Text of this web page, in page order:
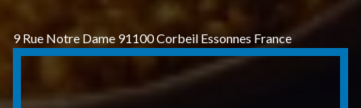
9 Rue Notre Dame 91100 Corbeil Essonnes France